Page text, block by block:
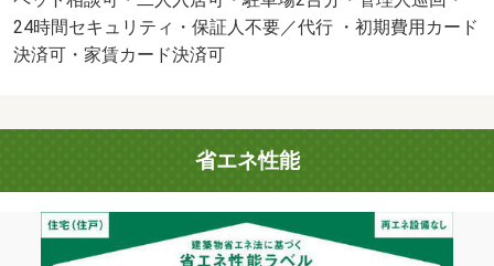
24時間セキュリティ・保証人不要／代行 ・初期費用カード
決済可・家賃カード決済可
省エネ性能